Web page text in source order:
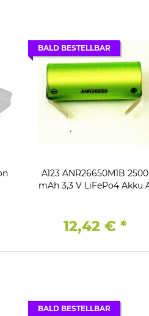
BALD BESTELLBAR
A123 ANR26650M1B 2500
mAh 3,3 V LiFePo4 Akku A
12,42 €*
BALD BESTELLBAR